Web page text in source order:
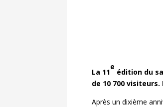
La 11
e
édition du
de 10 700
Après un dixième